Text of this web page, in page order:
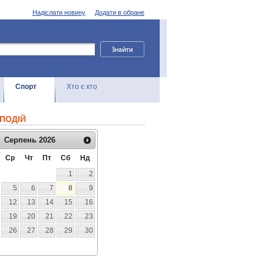
Додати в обране
Надіслати новину
Спорт Хто є хто
Серпень 2026
Ср Чт Пт Сб
Нд
1
2
5 6 7 8
9
12 13 14 15
16
19 20 21 22
23
26 27 28 29
30